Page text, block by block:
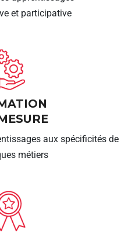
et participative
aux spécificités de
métiers